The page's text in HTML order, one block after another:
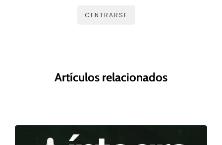
CENTRARSE
Artículos relacionados